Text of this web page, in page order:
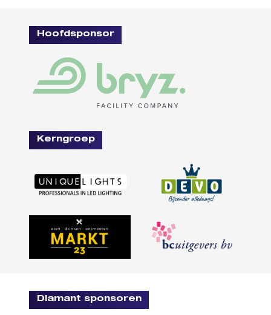
Hoofdsponsor
Kerngroep
Diamant sponsoren